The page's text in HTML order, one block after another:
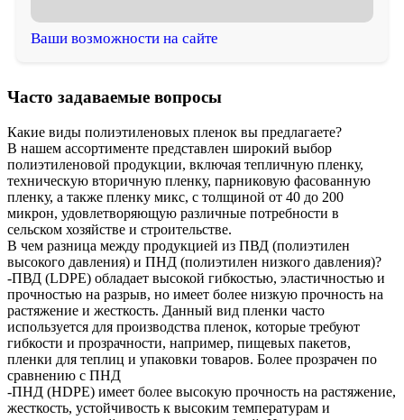
Ваши возможности на сайте
Часто задаваемые вопросы
Какие виды полиэтиленовых пленок вы предлагаете?
В нашем ассортименте представлен широкий выбор
полиэтиленовой продукции, включая тепличную пленку,
техническую вторичную пленку, парниковую фасованную
пленку, а также пленку микс, с толщиной от 40 до 200
микрон, удовлетворяющую различные потребности в
сельском хозяйстве и строительстве.
В чем разница между продукцией из ПВД (полиэтилен
высокого давления) и ПНД (полиэтилен низкого давления)?
-ПВД (LDPE) обладает высокой гибкостью, эластичностью и
прочностью на разрыв, но имеет более низкую прочность на
растяжение и жесткость. Данный вид пленки часто
используется для производства пленок, которые требуют
гибкости и прозрачности, например, пищевых пакетов,
пленки для теплиц и упаковки товаров. Более прозрачен по
сравнению с ПНД
-ПНД (HDPE) имеет более высокую прочность на растяжение,
жесткость, устойчивость к высоким температурам и